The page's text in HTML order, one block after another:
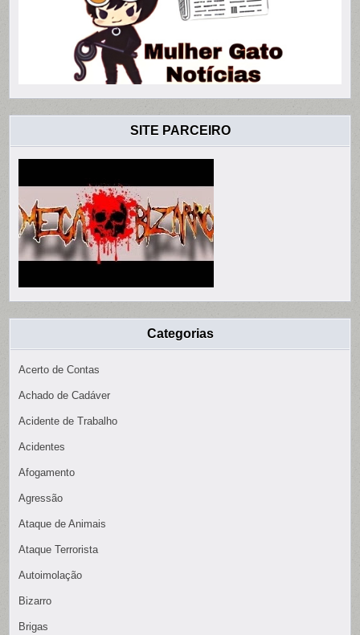
SITE PARCEIRO
Categorias
Acerto de Contas
Achado de Cadáver
Acidente de Trabalho
Acidentes
Afogamento
Agressão
Ataque de Animais
Ataque Terrorista
Autoimolação
Bizarro
Brigas